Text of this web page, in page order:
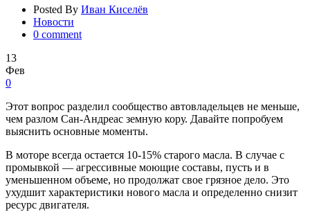
Posted By Иван Киселёв
Новости
0 comment
13
Фев
0
Этот вопрос разделил сообщество автовладельцев не меньше,
чем разлом Сан-Андреас земную кору. Давайте попробуем
выяснить основные моменты.
В моторе всегда остается 10-15% старого масла. В случае с
промывкой — агрессивные моющие составы, пусть и в
уменьшенном объеме, но продолжат свое грязное дело. Это
ухудшит характеристики нового масла и определенно снизит
ресурс двигателя.